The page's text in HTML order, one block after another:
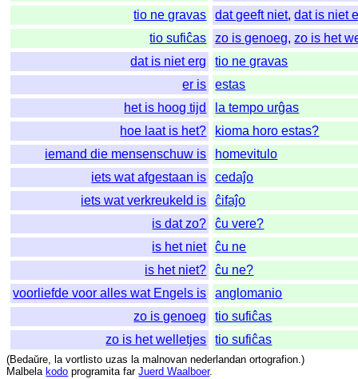
tio ne gravas
dat geeft niet,dat is niet
tio sufiĉas
zo is genoeg,zo is het
dat is niet erg
tio ne gravas
er is
estas
het is hoog tijd
la tempo urĝas
hoe laat is het?
kioma horo estas?
iemand die mensenschuw is
homevitulo
iets wat afgestaan is
cedaĵo
iets wat verkreukeld is
ĉifaĵo
is dat zo?
ĉu vere?
is het niet
ĉu ne
is het niet?
ĉu ne?
voorliefde voor alles wat Engels is
anglomanio
zo is genoeg
tio sufiĉas
zo is het welletjes
tio sufiĉas
(Bedaŭre, la vortlisto uzas la malnovan nederlandan ortografion.)
Malbela kodo programita far Juerd Waalboer.